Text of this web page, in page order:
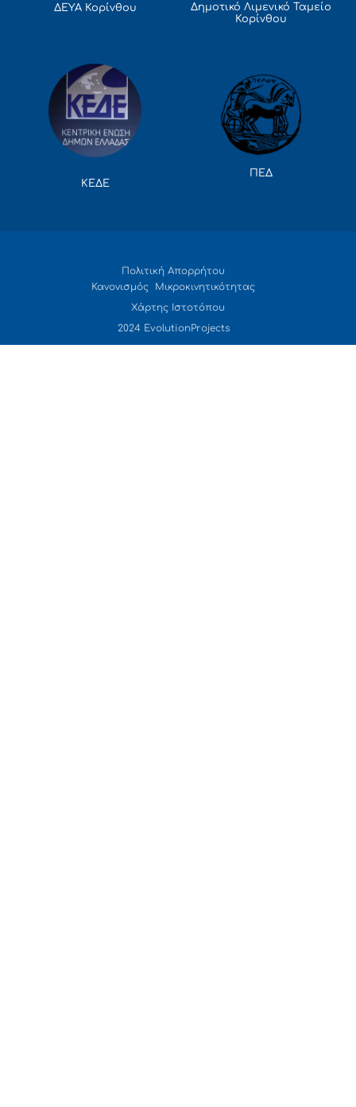
ΔΕΥΑ Κορίνθου
Δημοτικό Λιμενικό Ταμείο
Κορίνθου
ΚΕΔΕ
ΠΕΔ
Πολιτική Απορρήτου
Κανονισμός Μικροκινητικότητας
Χάρτης Ιστοτόπου
2024 EvolutionProjects